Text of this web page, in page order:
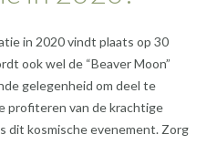
in 2020 vindt plaats op 30
ook wel de “Beaver Moon”
gelegenheid om deel te
profiteren van de krachtige
dit kosmische evenement. Zorg